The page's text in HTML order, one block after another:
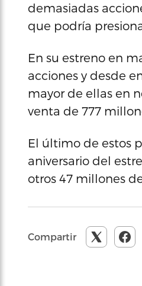
demasiadas
que podría
En su estreno en
acciones y desde
mayor de ellas en
venta de 777
El último de estos
aniversario del
otros 47 millones
Compartir